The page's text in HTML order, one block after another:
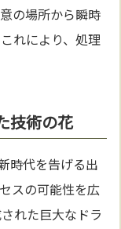
の場所から瞬時
れにより、処理
技術の花
時代を告げる出
スの可能性を広
れた巨大なドラ